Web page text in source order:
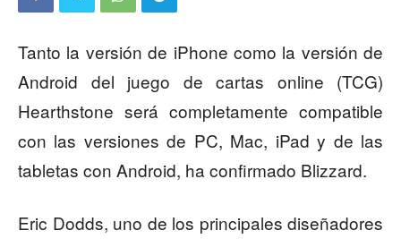
Tanto la versión de iPhone como la versión de
Android del juego de cartas online (TCG)
Hearthstone será completamente compatible
con las versiones de PC, Mac, iPad y de las
tabletas con Android, ha confirmado Blizzard.
Eric Dodds, uno de los principales diseñadores